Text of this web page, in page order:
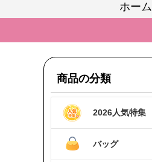
ホーム
商品の分類
2026人気特集
バッグ